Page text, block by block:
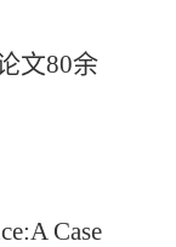
文80余
Case